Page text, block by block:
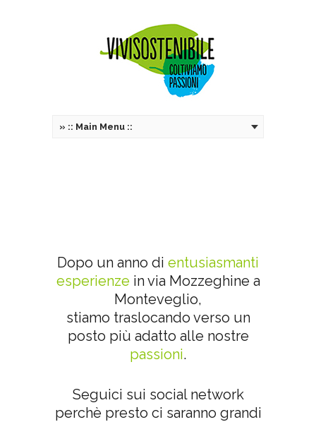
» :: Main Menu ::
Dopo un anno di entusiasmanti
esperienze in via Mozzeghine a
Monteveglio,
stiamo traslocando verso un
posto più adatto alle nostre
passioni.
Seguici sui social network
perchè presto ci saranno grandi